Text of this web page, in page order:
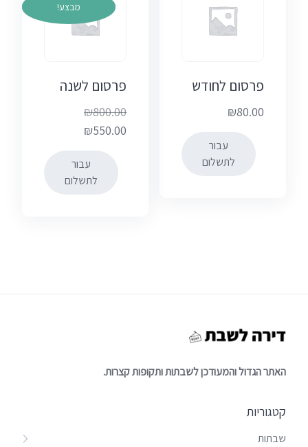
פרסום לחודש
₪80.00
עבור
לתשלום
מבצע!
פרסום לשנה
₪800.00
המחיר
₪800.00.
₪550.00
עבור
לתשלום
האתר הגדול והמעודכן לשבתות ותקופות קצרות.
קטגוריות
שבתות